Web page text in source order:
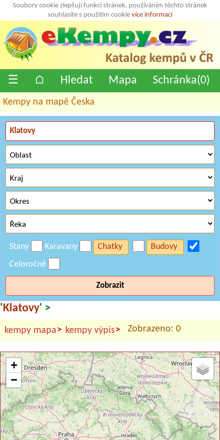
Soubory cookie zlepšují funkci stránek, používáním těchto stránek
souhlasíte s použitím cookie více informací
☰ ⌂ Hledat Mapa Schránka(0)
Kempy na mapě Česka
Stany Karavany Chatky
Budovy
Celoročně
Zobrazit
' Klatovy' >
kempy mapa> kempy výpis> Zobrazeno: 0
+
−